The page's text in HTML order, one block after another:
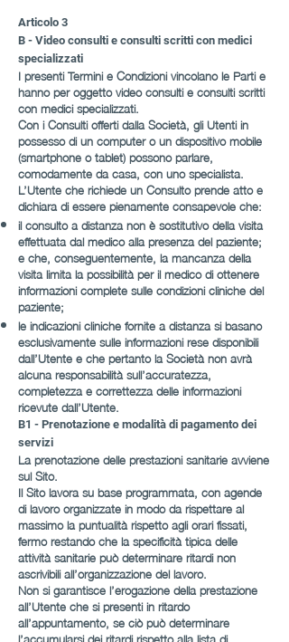
Articolo 3
B - Video consulti e consulti scritti con medici
specializzati
I presenti Termini e Condizioni vincolano le Parti e
hanno per oggetto video consulti e consulti scritti
con medici specializzati.
Con i Consulti offerti dalla Società, gli Utenti in
possesso di un computer o un dispositivo mobile
(smartphone o tablet) possono parlare,
comodamente da casa, con uno specialista.
L’Utente che richiede un Consulto prende atto e
dichiara di essere pienamente consapevole che:
il consulto a distanza non è sostitutivo della visita
effettuata dal medico alla presenza del paziente;
e che, conseguentemente, la mancanza della
visita limita la possibilità per il medico di ottenere
informazioni complete sulle condizioni cliniche del
paziente;
le indicazioni cliniche fornite a distanza si basano
esclusivamente sulle informazioni rese disponibili
dall’Utente e che pertanto la Società non avrà
alcuna responsabilità sull’accuratezza,
completezza e correttezza delle informazioni
ricevute dall’Utente.
B1 - Prenotazione e modalità di pagamento dei
servizi
La prenotazione delle prestazioni sanitarie avviene
sul Sito.
Il Sito lavora su base programmata, con agende
di lavoro organizzate in modo da rispettare al
massimo la puntualità rispetto agli orari fissati,
fermo restando che la specificità tipica delle
attività sanitarie può determinare ritardi non
ascrivibili all’organizzazione del lavoro.
Non si garantisce l’erogazione della prestazione
all’Utente che si presenti in ritardo
all’appuntamento, se ciò può determinare